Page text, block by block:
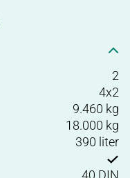
2
4x2
9.460 kg
18.000 kg
390 liter
40 DIN